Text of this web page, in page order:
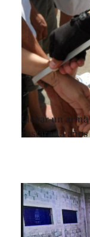
Llevar un
costará 15